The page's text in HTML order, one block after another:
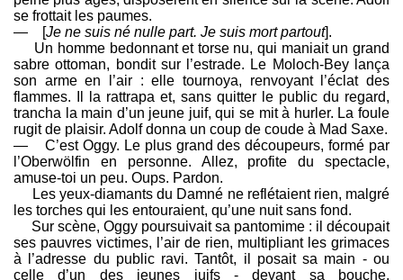
se frottait les paumes.
— [Je ne suis né nulle part. Je suis mort partout].
Un homme bedonnant et torse nu, qui maniait un grand
sabre ottoman, bondit sur l’estrade. Le Moloch-Bey lança
son arme en l’air : elle tournoya, renvoyant l’éclat des
flammes. Il la rattrapa et, sans quitter le public du regard,
trancha la main d’un jeune juif, qui se mit à hurler. La foule
rugit de plaisir. Adolf donna un coup de coude à Mad Saxe.
— C’est Oggy. Le plus grand des découpeurs, formé par
l’Oberwölfin en personne. Allez, profite du spectacle,
amuse-toi un peu. Oups. Pardon.
Les yeux-diamants du Damné ne reflétaient rien, malgré
les torches qui les entouraient, qu’une nuit sans fond.
Sur scène, Oggy poursuivait sa pantomime : il découpait
ses pauvres victimes, l’air de rien, multipliant les grimaces
à l’adresse du public ravi. Tantôt, il posait sa main - ou
celle d’un des jeunes juifs - devant sa bouche,